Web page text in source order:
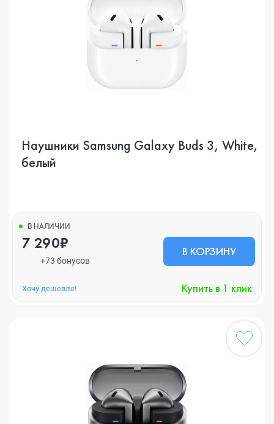
Наушники Samsung Galaxy Buds 3, White,
белый
В НАЛИЧИИ
7 290₽
+73 бонусов
В КОРЗИНУ
Хочу дешевле! Купить в 1 клик